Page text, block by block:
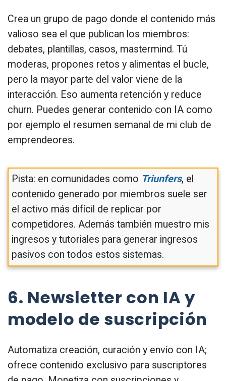
Crea un grupo de pago donde el contenido más
valioso sea el que publican los miembros:
debates, plantillas, casos, mastermind. Tú
moderas, propones retos y alimentas el bucle,
pero la mayor parte del valor viene de la
interacción. Eso aumenta retención y reduce
churn. Puedes generar contenido con IA como
por ejemplo el resumen semanal de mi club de
emprendeores.
Pista: en comunidades como Triunfers, el
contenido generado por miembros suele ser
el activo más difícil de replicar por
competidores. Además también muestro mis
ingresos y tutoriales para generar ingresos
pasivos con todos estos sistemas.
6. Newsletter con IA y
modelo de suscripción
Automatiza creación, curación y envío con IA;
ofrece contenido exclusivo para suscriptores